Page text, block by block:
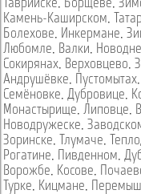
Таврийске, Борщёве,
Камень-Каширском,
Болехове, Инкермане,
Любомле, Валки,
Сокирянах, Верховцево,
Андрушёвке, Пустомытах,
Семёновке, Дубровице,
Монастырище, Липовце,
Новодружеске,
Зоринске, Тлумаче,
Рогатине, Пивденном,
Ворожбе, Косове,
Турке, Кицмане,